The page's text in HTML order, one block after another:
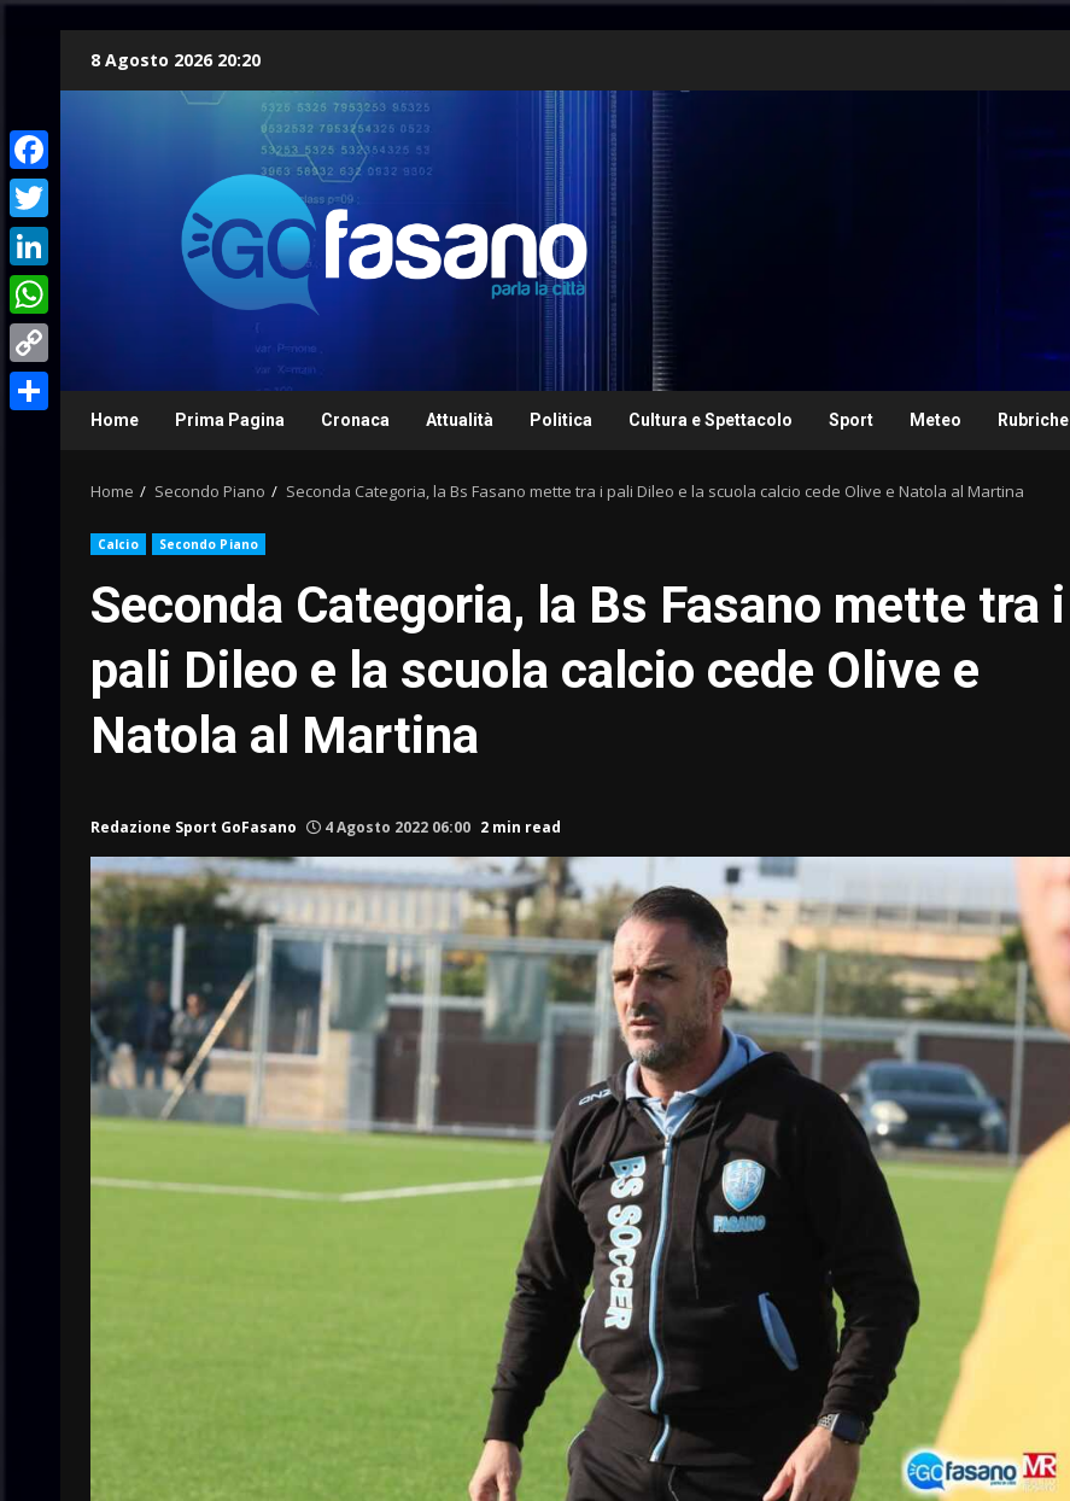
8 Agosto 2026 20:20
Home Prima Pagina Cronaca Attualità Politica Cultura e Spettacolo Sport Meteo Rubriche
Home Secondo Piano Seconda Categoria, la Bs Fasano mette tra i pali Dileo e la scuola calcio cede Olive e Natola al Martina
Calcio Secondo Piano
Seconda Categoria, la Bs Fasano mette tra i
pali Dileo e la scuola calcio cede Olive e
Natola al Martina
Redazione Sport GoFasano 4 Agosto 2022 06:00 2 min read
Facebook
Twitter
LinkedIn
WhatsApp
Copy